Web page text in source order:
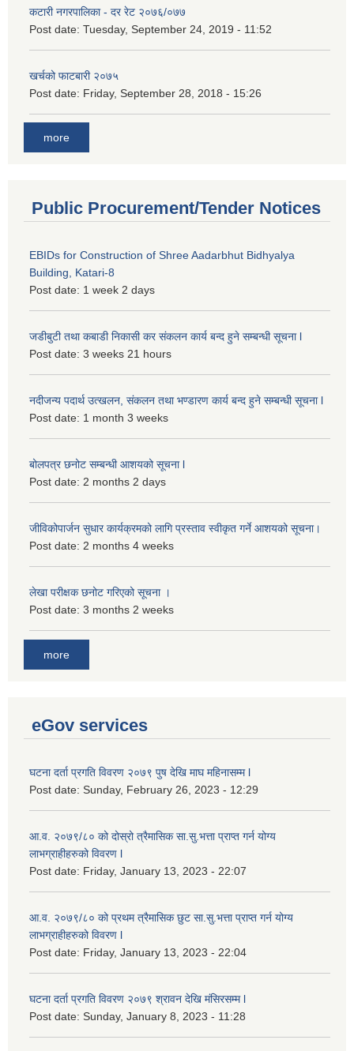
कटारी नगरपालिका - दर रेट २०७६/०७७
Post date: Tuesday, September 24, 2019 - 11:52
खर्चको फाटबारी २०७५
Post date: Friday, September 28, 2018 - 15:26
more
Public Procurement/Tender Notices
EBIDs for Construction of Shree Aadarbhut Bidhyalya
Building, Katari-8
Post date: 1 week 2 days
जडीबुटी तथा कबाडी निकासी कर संकलन कार्य बन्द हुने सम्बन्धी सूचना l
Post date: 3 weeks 21 hours
नदीजन्य पदार्थ उत्खलन, संकलन तथा भण्डारण कार्य बन्द हुने सम्बन्धी सूचना l
Post date: 1 month 3 weeks
बोलपत्र छनोट सम्बन्धी आशयको सूचना l
Post date: 2 months 2 days
जीविकोपार्जन सुधार कार्यक्रमको लागि प्रस्ताव स्वीकृत गर्ने आशयको सूचना।
Post date: 2 months 4 weeks
लेखा परीक्षक छनोट गरिएको सूचना ।
Post date: 3 months 2 weeks
more
eGov services
घटना दर्ता प्रगति विवरण २०७९ पुष देखि माघ महिनासम्म l
Post date: Sunday, February 26, 2023 - 12:29
आ.व. २०७९/८० को दोस्रो त्रैमासिक सा.सु.भ‍त्ता प्राप्त गर्न योग्य
लाभग्राहीहरुको विवरण l
Post date: Friday, January 13, 2023 - 22:07
आ.व. २०७९/८० को प्रथम त्रैमासिक छुट सा.सु.भ‍त्ता प्राप्त गर्न योग्य
लाभग्राहीहरुको विवरण l
Post date: Friday, January 13, 2023 - 22:04
घटना दर्ता प्रगति विवरण २०७९ श्रावन देखि मंसिरसम्म l
Post date: Sunday, January 8, 2023 - 11:28